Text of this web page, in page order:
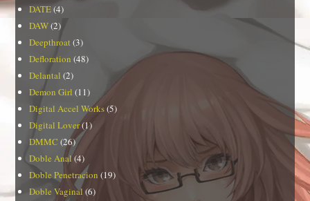
DATE(4)
DAW(2)
Deepthroat (3)
Defloration (48)
Delantal (2)
Demon Girl (11)
Digital Accel Works(5)
Digital Lover(1)
DMMC (26)
Doble Anal(4)
Doble Penetracion (19)
Doble Vaginal (6)